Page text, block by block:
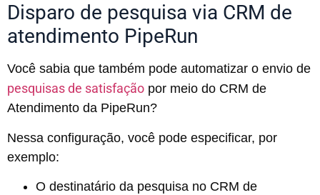
Disparo de pesquisa via CRM de
atendimento PipeRun
Você sabia que também pode automatizar o envio de
pesquisas de satisfação por meio do CRM de
Atendimento da PipeRun?
Nessa configuração, você pode especificar, por
exemplo:
O destinatário da pesquisa no CRM de